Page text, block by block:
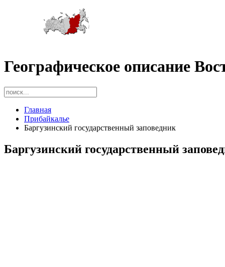
Географическое описание
Главная
Прибайкалье
Баргузинский государственный заповедник
Баргузинский государственный